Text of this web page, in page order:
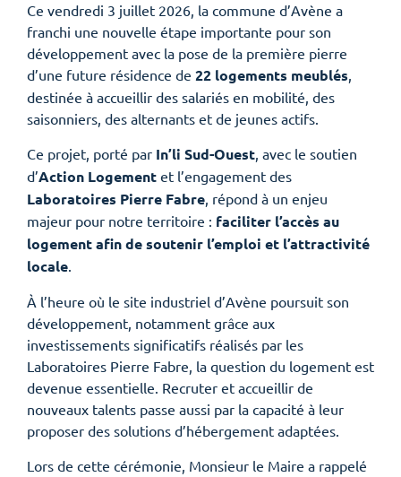
Ce vendredi 3 juillet 2026, la commune d’Avène a
franchi une nouvelle étape importante pour son
développement avec la pose de la première pierre
d’une future résidence de 22 logements meublés,
destinée à accueillir des salariés en mobilité, des
saisonniers, des alternants et de jeunes actifs.
Ce projet, porté par In’li Sud-Ouest, avec le soutien
d’Action Logement et l’engagement des
Laboratoires Pierre Fabre, répond à un enjeu
majeur pour notre territoire : faciliter l’accès au
logement afin de soutenir l’emploi et l’attractivité
locale.
À l’heure où le site industriel d’Avène poursuit son
développement, notamment grâce aux
investissements significatifs réalisés par les
Laboratoires Pierre Fabre, la question du logement est
devenue essentielle. Recruter et accueillir de
nouveaux talents passe aussi par la capacité à leur
proposer des solutions d’hébergement adaptées.
Lors de cette cérémonie, Monsieur le Maire a rappelé